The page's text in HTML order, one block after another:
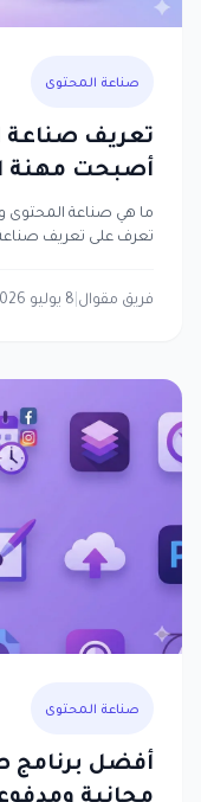
صناعة المحتوى
تعريف صناعة
أصبحت مهنة
ما هي صناعة المحتوى
تعرف على تعريف
فريق مقوال 8 يوليو 2026
صناعة المحتوى
أفضل برنامج